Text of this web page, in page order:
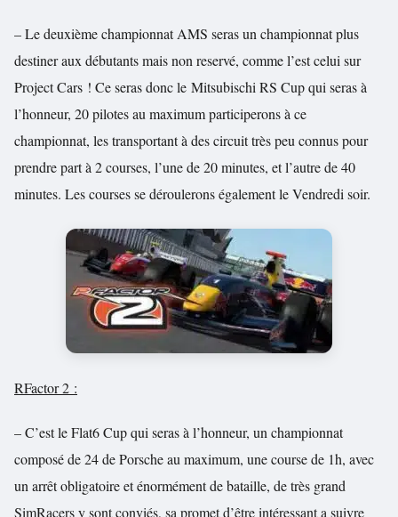
– Le deuxième championnat AMS seras un championnat plus
destiner aux débutants mais non reservé, comme l’est celui sur
Project Cars ! Ce seras donc le Mitsubischi RS Cup qui seras à
l’honneur, 20 pilotes au maximum participerons à ce
championnat, les transportant à des circuit très peu connus pour
prendre part à 2 courses, l’une de 20 minutes, et l’autre de 40
minutes. Les courses se déroulerons également le Vendredi soir.
RFactor 2 :
– C’est le Flat6 Cup qui seras à l’honneur, un championnat
composé de 24 de Porsche au maximum, une course de 1h, avec
un arrêt obligatoire et énormément de bataille, de très grand
SimRacers y sont conviés, sa promet d’être intéressant a suivre